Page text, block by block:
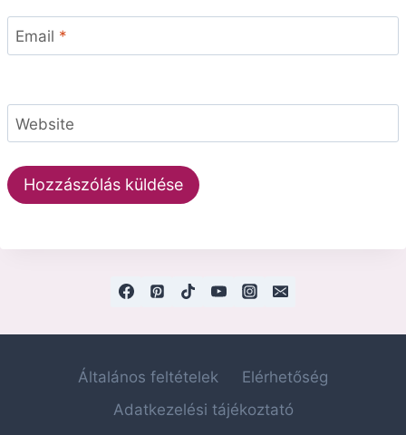
Email *
Website
Általános feltételek
Elérhetőség
Adatkezelési tájékoztató